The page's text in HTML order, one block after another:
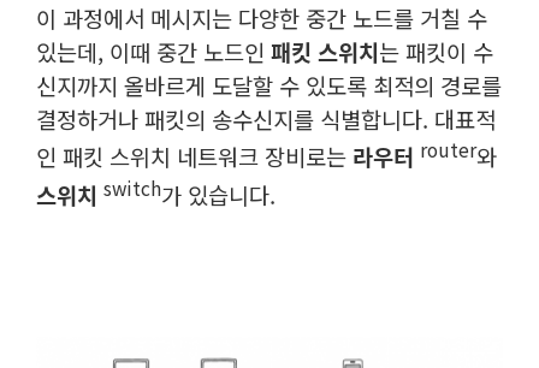
이 과정에서 메시지는 다양한 중간 노드를 거칠 수
있는데, 이때 중간 노드인 패킷 스위치는 패킷이 수
신지까지 올바르게 도달할 수 있도록 최적의 경로를
결정하거나 패킷의 송수신지를 식별합니다. 대표적
인 패킷 스위치 네트워크 장비로는 라우터 router와
스위치 switch가 있습니다.